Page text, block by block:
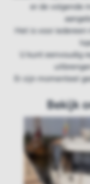
er de volgende
Het is voor
U kunt eenvoudig
Er zijn momenteel
Bekijk